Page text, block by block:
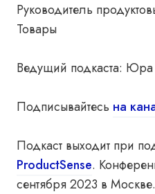
Руководитель
Товары
Ведущий подкаста: Юра
Подписывайтесь на
Подкаст выходит при
ProductSense.
сентября 2023 в Москве.